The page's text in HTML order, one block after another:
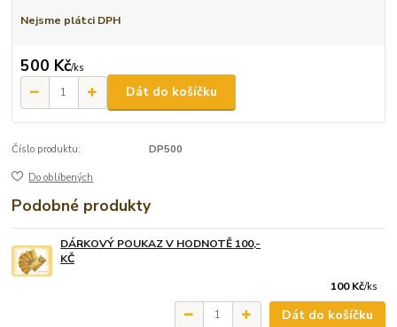
Nejsme plátci DPH
500 Kč/ks
Dát do košíčku
Číslo produktu: DP500
Do oblíbených
Podobné produkty
DÁRKOVÝ POUKAZ V HODNOTĚ 100,-
KČ
100 Kč/ks
Dát do košíčku